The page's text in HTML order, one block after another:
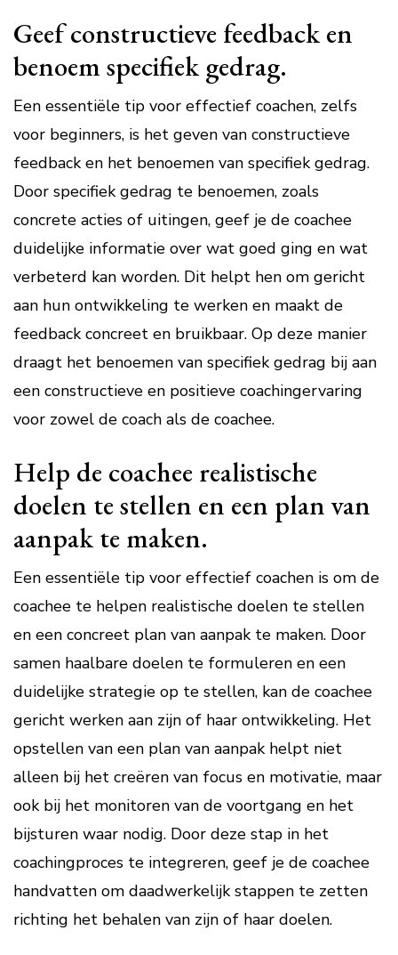
Geef constructieve feedback en
benoem specifiek gedrag.
Een essentiële tip voor effectief coachen, zelfs
voor beginners, is het geven van constructieve
feedback en het benoemen van specifiek gedrag.
Door specifiek gedrag te benoemen, zoals
concrete acties of uitingen, geef je de coachee
duidelijke informatie over wat goed ging en wat
verbeterd kan worden. Dit helpt hen om gericht
aan hun ontwikkeling te werken en maakt de
feedback concreet en bruikbaar. Op deze manier
draagt het benoemen van specifiek gedrag bij aan
een constructieve en positieve coachingervaring
voor zowel de coach als de coachee.
Help de coachee realistische
doelen te stellen en een plan van
aanpak te maken.
Een essentiële tip voor effectief coachen is om de
coachee te helpen realistische doelen te stellen
en een concreet plan van aanpak te maken. Door
samen haalbare doelen te formuleren en een
duidelijke strategie op te stellen, kan de coachee
gericht werken aan zijn of haar ontwikkeling. Het
opstellen van een plan van aanpak helpt niet
alleen bij het creëren van focus en motivatie, maar
ook bij het monitoren van de voortgang en het
bijsturen waar nodig. Door deze stap in het
coachingproces te integreren, geef je de coachee
handvatten om daadwerkelijk stappen te zetten
richting het behalen van zijn of haar doelen.